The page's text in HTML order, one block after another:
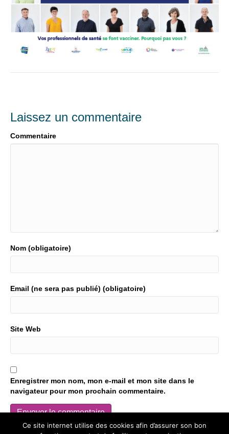
Laissez un commentaire
Commentaire
Nom (obligatoire)
Email (ne sera pas publié) (obligatoire)
Site Web
Enregistrer mon nom, mon e-mail et mon site dans le
navigateur pour mon prochain commentaire.
Ce site utilise Akismet pour réduire les indésirables. En savoir
Ce site internet utilise des cookies afin d’assurer son bon